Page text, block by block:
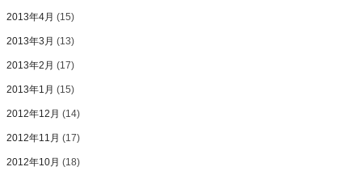
2013年4月 (15)
2013年3月 (13)
2013年2月 (17)
2013年1月 (15)
2012年12月 (14)
2012年11月 (17)
2012年10月 (18)